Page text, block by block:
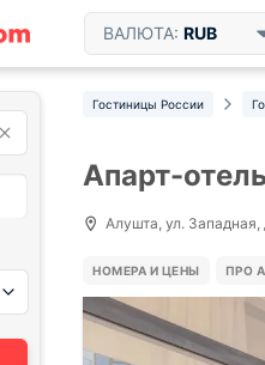
ВАЛЮТА: RUB
Гостиницы России
Апарт-
Алушта, ул. Западная,
НОМЕРА И ЦЕНЫ ПРО